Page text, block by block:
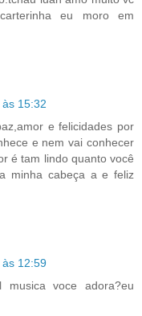
eu moro em
15:32
e felicidades por
e nem vai conhecer
é tam lindo quanto você
minha cabeça a e feliz
12:59
voce adora?eu